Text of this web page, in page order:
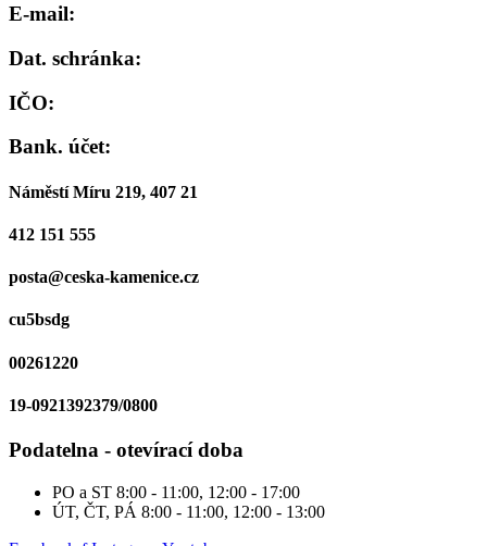
E-mail:
Dat. schránka:
IČO:
Bank. účet:
Náměstí Míru 219, 407 21
412 151 555
posta@ceska-kamenice.cz
cu5bsdg
00261220
19-0921392379/0800
Podatelna - otevírací doba
PO a ST 8:00 - 11:00, 12:00 - 17:00
ÚT, ČT, PÁ 8:00 - 11:00, 12:00 - 13:00